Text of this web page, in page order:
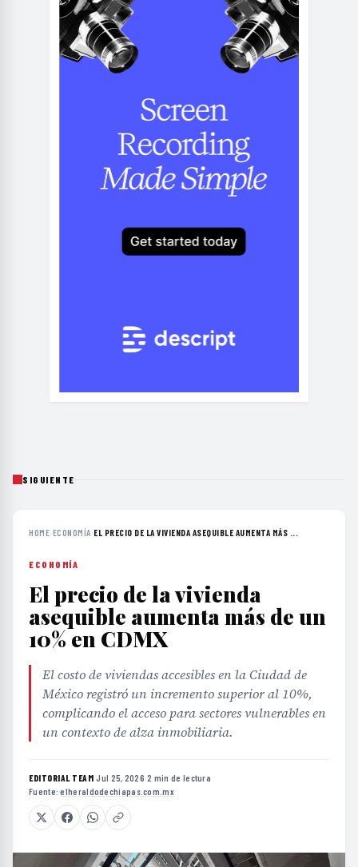
SIGUIENTE
HOME›ECONOMÍA›EL PRECIO DE LA VIVIENDA ASEQUIBLE AUMENTA MÁS ...
ECONOMÍA
El precio de la vivienda
asequible aumenta más de un
10% en CDMX
El costo de viviendas accesibles en la Ciudad de
México registró un incremento superior al 10%,
complicando el acceso para sectores vulnerables en
un contexto de alza inmobiliaria.
EDITORIAL TEAM·Jul 25, 2026·2 min de lectura·
Fuente:elheraldodechiapas.com.mx